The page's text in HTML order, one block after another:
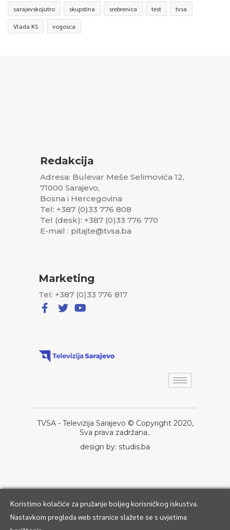
sarajevskojutro skupstina srebrenica test tvsa
Vlada KS vogosca
Redakcija
Adresa: Bulevar Meše Selimovića 12,
71000 Sarajevo,
Bosna i Hercegovina
Tel: +387 (0)33 776 808
Tel (desk): +387 (0)33 776 770
E-mail : pitajte@tvsa.ba
Marketing
Tel: +387 (0)33 776 817
TVSA - Televizija Sarajevo © Copyright 2020,
Sva prava zadržana..
design by: studis.ba
Koristimo kolačiće za pružanje boljeg korisničkog iskustva.
Nastavkom pregleda web stranice slažete se s uvjetima